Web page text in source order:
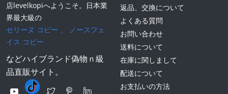
店levelkopiへようこそ。日本業
界最大級の
セリーヌ コピー 、
ノースフェ
イス コピー
などハイブランド偽物ｎ級
品直販サイト。
返品、交換について
よくある質問
お問い合わせ
送料について
在庫に関しまして
配送について
お支払いの方法